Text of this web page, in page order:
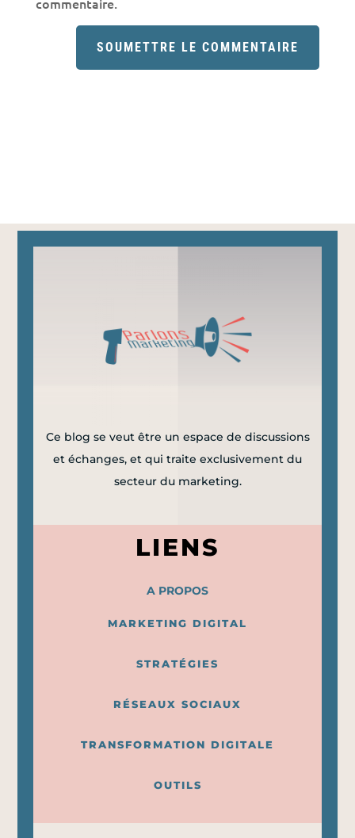
SOUMETTRE LE COMMENTAIRE
Ce blog se veut être un espace de discussions
et échanges, et qui traite exclusivement du
secteur du marketing.
LIENS
A PROPOS
MARKETING DIGITAL
STRATÉGIES
RÉSEAUX SOCIAUX
TRANSFORMATION DIGITALE
OUTILS